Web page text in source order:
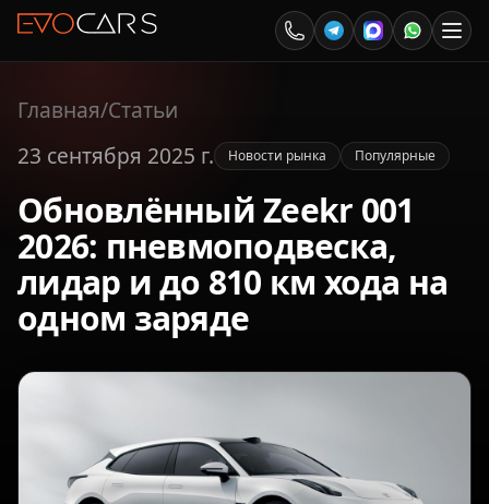
Главная/Статьи
23 сентября 2025 г.
Новости рынка Популярные
Обновлённый Zeekr 001
2026: пневмоподвеска,
лидар и до 810 км хода на
одном заряде